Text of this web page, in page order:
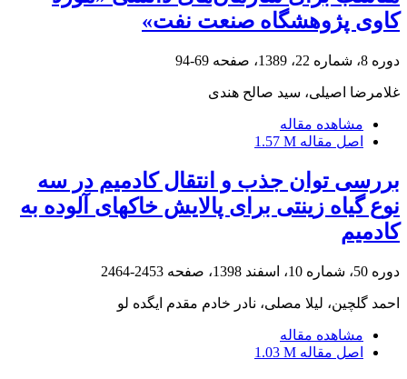
کاوی پژوهشگاه صنعت نفت»
دوره 8، شماره 22، 1389، صفحه 69-94
غلامرضا اصیلی، سید صالح هندی
مشاهده مقاله
اصل مقاله 1.57 M
بررسی توان جذب و انتقال کادمیم در سه
نوع گیاه زینتی برای پالایش خاک‎های آلوده به
کادمیم
دوره 50، شماره 10، اسفند 1398، صفحه 2453-2464
احمد گلچین، لیلا مصلی، نادر خادم مقدم ایگده لو
مشاهده مقاله
اصل مقاله 1.03 M